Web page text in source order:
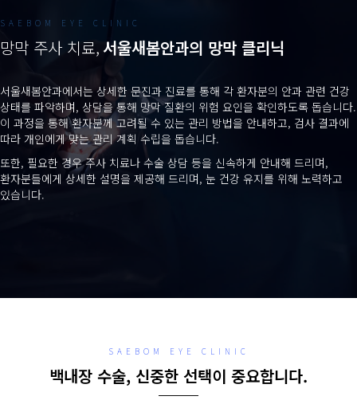
SAEBOM EYE CLINIC
망막 주사 치료, 서울새봄안과의 망막 클리닉
서울새봄안과에서는 상세한 문진과 진료를 통해 각 환자분의 안과 관련 건강
상태를 파악하며, 상담을 통해 망막 질환의 위험 요인을 확인하도록 돕습니다.
이 과정을 통해 환자분께 고려될 수 있는 관리 방법을 안내하고, 검사 결과에
따라 개인에게 맞는 관리 계획 수립을 돕습니다.
또한, 필요한 경우 주사 치료나 수술 상담 등을 신속하게 안내해 드리며,
환자분들에게 상세한 설명을 제공해 드리며, 눈 건강 유지를 위해 노력하고
있습니다.
SAEBOM EYE CLINIC
백내장 수술, 신중한 선택이 중요합니다.